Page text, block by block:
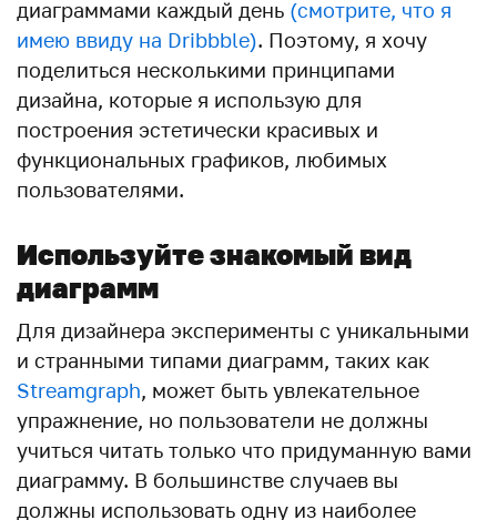
диаграммами каждый день (смотрите, что я
имею ввиду на Dribbble). Поэтому, я хочу
поделиться несколькими принципами
дизайна, которые я использую для
построения эстетически красивых и
функциональных графиков, любимых
пользователями.
Используйте знакомый вид
диаграмм
Для дизайнера эксперименты с уникальными
и странными типами диаграмм, таких как
Streamgraph, может быть увлекательное
упражнение, но пользователи не должны
учиться читать только что придуманную вами
диаграмму. В большинстве случаев вы
должны использовать одну из наиболее